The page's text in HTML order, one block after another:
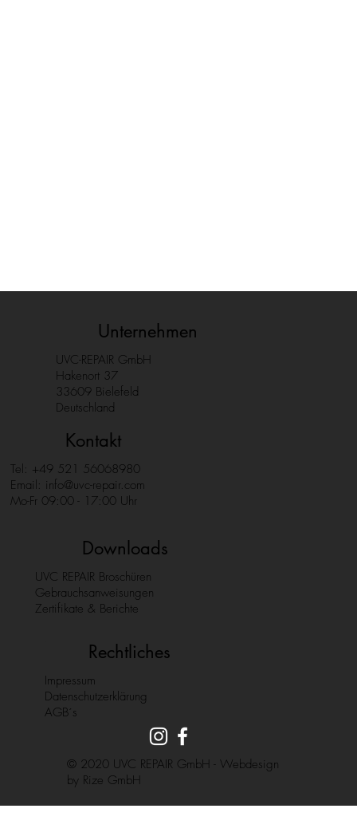
Unternehmen
UVC-REPAIR GmbH
Hakenort 37
33609 Bielefeld
Deutschland
Kontakt
Tel: +49 521 56068980
Email: info@uvc-repair.com
Mo-Fr 09:00 - 17:00 Uhr
Downloads
UVC REPAIR Broschüren
Gebrauchsanweisungen
Zertifikate & Berichte
Rechtliches
Impressum
Datenschutzerklärung
AGB´s
© 2020 UVC REPAIR GmbH - Webdesign
by Rize GmbH